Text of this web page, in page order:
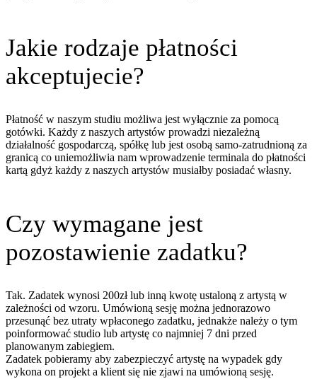
Jakie rodzaje płatności
akceptujecie?
Płatność w naszym studiu możliwa jest wyłącznie za pomocą
gotówki. Każdy z naszych artystów prowadzi niezależną
działalność gospodarczą, spółkę lub jest osobą samo-zatrudnioną za
granicą co uniemożliwia nam wprowadzenie terminala do płatności
kartą gdyż każdy z naszych artystów musiałby posiadać własny.
Czy wymagane jest
pozostawienie zadatku?
Tak. Zadatek wynosi 200zł lub inną kwotę ustaloną z artystą w
zależności od wzoru. Umówioną sesję można jednorazowo
przesunąć bez utraty wpłaconego zadatku, jednakże należy o tym
poinformować studio lub artystę co najmniej 7 dni przed
planowanym zabiegiem.
Zadatek pobieramy aby zabezpieczyć artystę na wypadek gdy
wykona on projekt a klient się nie zjawi na umówioną sesję.